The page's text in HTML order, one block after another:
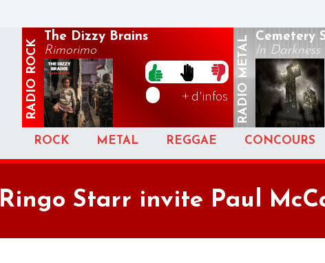
RADIO
ROCK
The Dizzy Brains
Rimorimo
+ d'infos RADIO
METAL Cemetery
In Darkness
ROCK METAL REGGAE CONCOURS
Ringo Starr invite Paul